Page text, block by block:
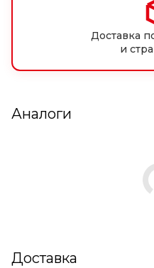
Доставка
и
Аналоги
Доставка